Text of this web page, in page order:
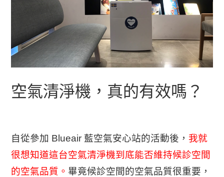
主婦碎碎念
空氣清淨機，真的有效嗎？
自從參加 Blueair 藍空氣安心站的活動後， 我就
很想知道這台空氣清淨機到底能否維持候診空間
的空氣品質。 畢竟候診空間的空氣品質很重要，